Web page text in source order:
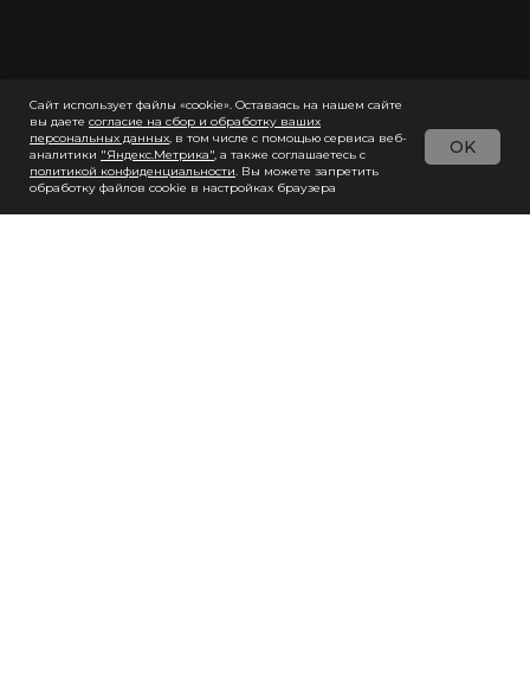
Сайт использует файлы «cookie». Оставаясь на нашем сайте
вы даете согласие на сбор и обработку ваших
персональных данных, в том числе с помощью сервиса веб-
аналитики "Яндекс.Метрика", а также соглашаетесь с
политикой конфиденциальности. Вы можете запретить
обработку файлов cookie в настройках браузера
OK